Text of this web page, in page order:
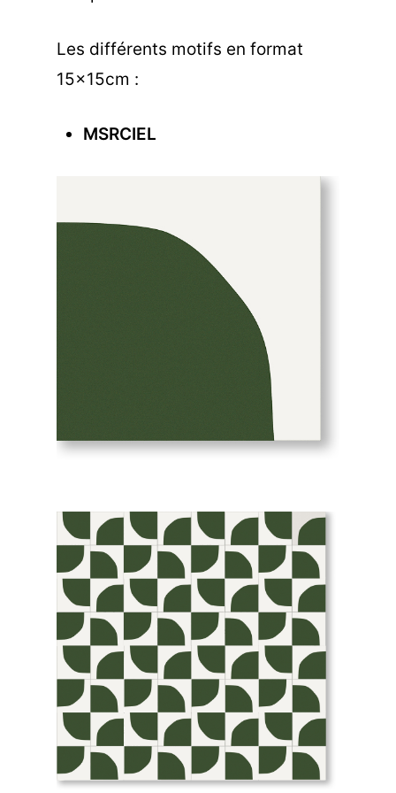
Les différents motifs en format
15x15cm :
MSRCIEL